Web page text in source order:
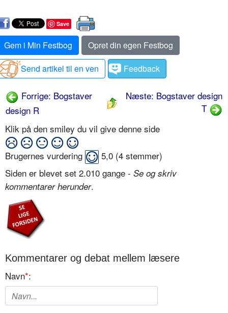
Save
Gem i Min Festbog
Opret din egen Festbog
Send artikel til en ven
Feedback
Forrige: Bogstaver
design R
Næste: Bogstaver design
T
Klik på den smiley du vil give denne side
Brugernes vurdering 5,0 (4 stemmer)
Siden er blevet set 2.010 gange - Se og skriv
kommentarer herunder.
Kommentarer og debat mellem læsere
Navn*: